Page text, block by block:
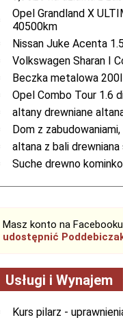
Opel Grandland X
40500km
Nissan Juke Acenta
Volkswagen Sharan I
Beczka metalowa 200l
Opel Combo Tour 1.6
altany drewniane
Dom z
altana z bali
Suche drewno
Masz konto na
udostępnić
Usługi i Wynajem
Kurs pilarz -